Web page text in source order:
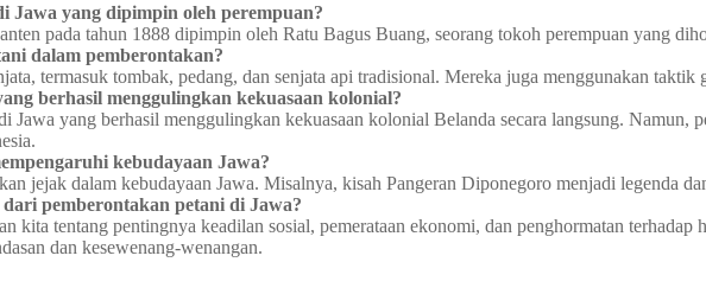
Jawa yang dipimpin oleh perempuan?
pada tahun 1888 dipimpin oleh Ratu Bagus Buang, seorang tokoh perempuan yang
dalam pemberontakan?
termasuk tombak, pedang, dan senjata api tradisional. Mereka juga menggunakan
berhasil menggulingkan kekuasaan kolonial?
Jawa yang berhasil menggulingkan kekuasaan kolonial Belanda secara langsung. Namun,
kebudayaan Jawa?
jejak dalam kebudayaan Jawa. Misalnya, kisah Pangeran Diponegoro menjadi legenda
pemberontakan petani di Jawa?
kita tentang pentingnya keadilan sosial, pemerataan ekonomi, dan penghormatan
dan kesewenang-wenangan.